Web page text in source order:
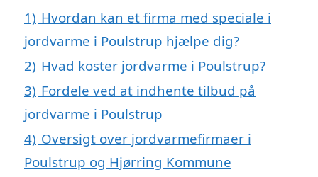
1) Hvordan kan et firma med speciale i
jordvarme i Poulstrup hjælpe dig?
2) Hvad koster jordvarme i Poulstrup?
3) Fordele ved at indhente tilbud på
jordvarme i Poulstrup
4) Oversigt over jordvarmefirmaer i
Poulstrup og Hjørring Kommune